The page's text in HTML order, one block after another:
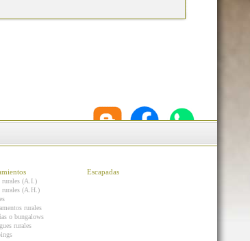
rurales (A.I.)
rurales (A.H.)
rurales
o bungalows
rurales
Escapadas